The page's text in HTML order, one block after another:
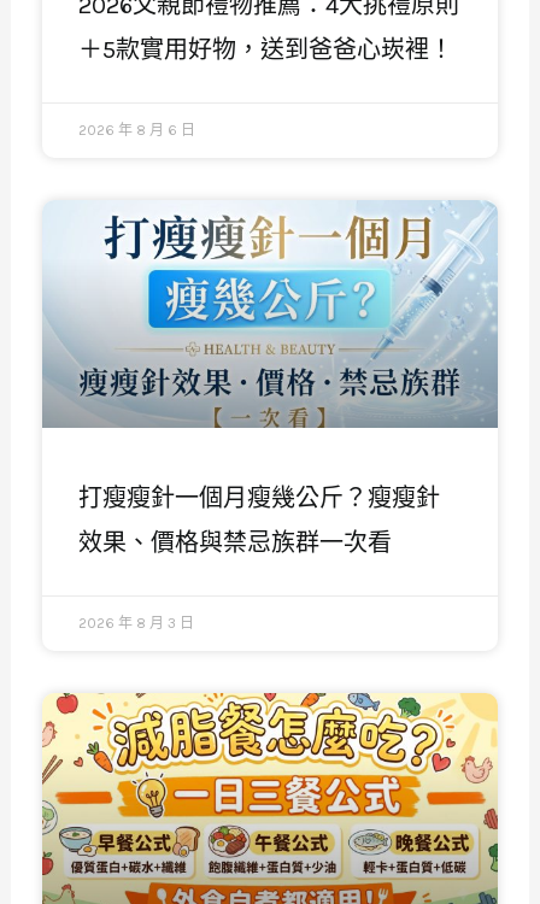
2026父親節禮物推薦：4大挑禮原則
＋5款實用好物，送到爸爸心崁裡！
2026 年 8 月 6 日
打瘦瘦針一個月瘦幾公斤？瘦瘦針
效果、價格與禁忌族群一次看
2026 年 8 月 3 日